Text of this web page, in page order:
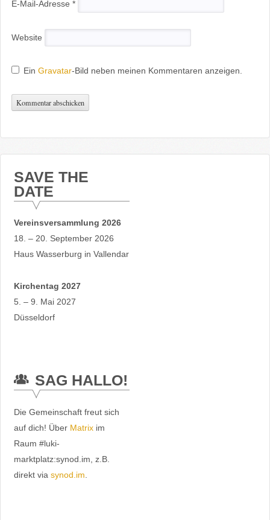
E-Mail-Adresse *
Website
Ein Gravatar-Bild neben meinen Kommentaren anzeigen.
SAVE THE
DATE
Vereinsversammlung 2026
18. – 20. September 2026
Haus Wasserburg in Vallendar
Kirchentag 2027
5. – 9. Mai 2027
Düsseldorf
SAG HALLO!
Die Gemeinschaft freut sich
auf dich! Über Matrixim
Raum #luki-
marktplatz:synod.im, z.B.
direkt via synod.im